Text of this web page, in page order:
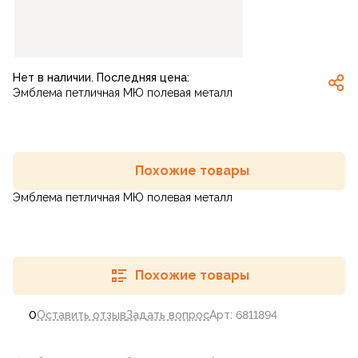
Нет в наличии. Последняя цена:
Эмблема петличная МЮ полевая металл
0Оставить отзывЗадать вопросАрт: 6811894
Похожие товары
Эмблема петличная МЮ полевая металл
Похожие товары